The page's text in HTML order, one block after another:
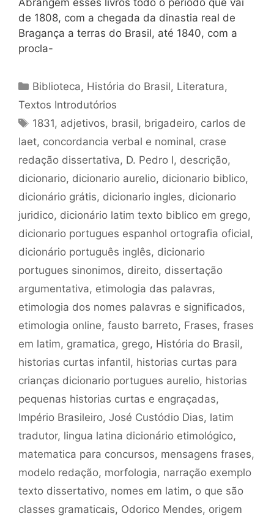
de 1808, com a chegada da dinastia real de
Bragança a terras do Brasil, até 1840, com a
procla-
Categorias
Biblioteca, História do Brasil, Literatura,
Textos Introdutórios
Tags
1831, adjetivos, brasil, brigadeiro, carlos de
laet, concordancia verbal e nominal, crase
redação dissertativa, D. Pedro I, descrição,
dicionario, dicionario aurelio, dicionario biblico,
dicionário grátis, dicionario ingles, dicionario
juridico, dicionário latim texto biblico em grego,
dicionario portugues espanhol ortografia oficial,
dicionário português inglês, dicionario
portugues sinonimos, direito, dissertação
argumentativa, etimologia das palavras,
etimologia dos nomes palavras e significados,
etimologia online, fausto barreto, Frases, frases
em latim, gramatica, grego, História do Brasil,
historias curtas infantil, historias curtas para
crianças dicionario portugues aurelio, historias
pequenas historias curtas e engraçadas,
Império Brasileiro, José Custódio Dias, latim
tradutor, lingua latina dicionário etimológico,
matematica para concursos, mensagens frases,
modelo redação, morfologia, narração exemplo
texto dissertativo, nomes em latim, o que são
classes gramaticais, Odorico Mendes, origem